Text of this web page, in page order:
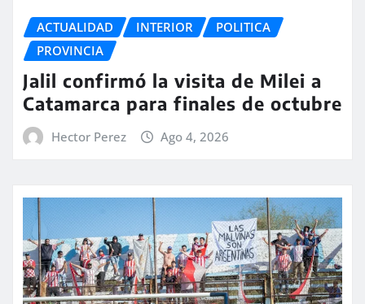
ACTUALIDAD INTERIOR
POLITICA
PROVINCIA
Jalil confirmó la visita de Milei a
Catamarca para finales de octubre
Hector Perez Ago 4, 2026